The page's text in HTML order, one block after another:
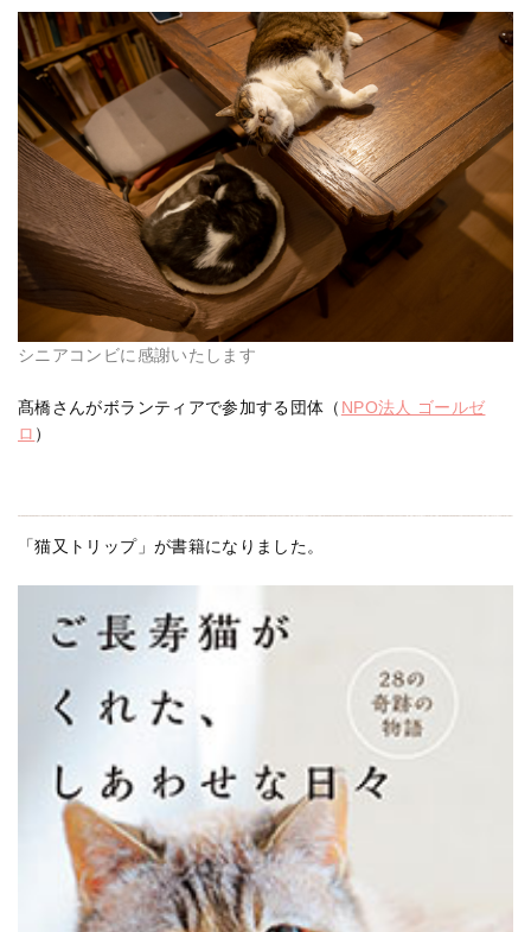
シニアコンビに感謝いたします
髙橋さんがボランティアで参加する団体（ NPO法人 ゴールゼ
ロ ）
「猫又トリップ」が書籍になりました。